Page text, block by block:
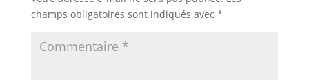
champs obligatoires sont indiqués avec *